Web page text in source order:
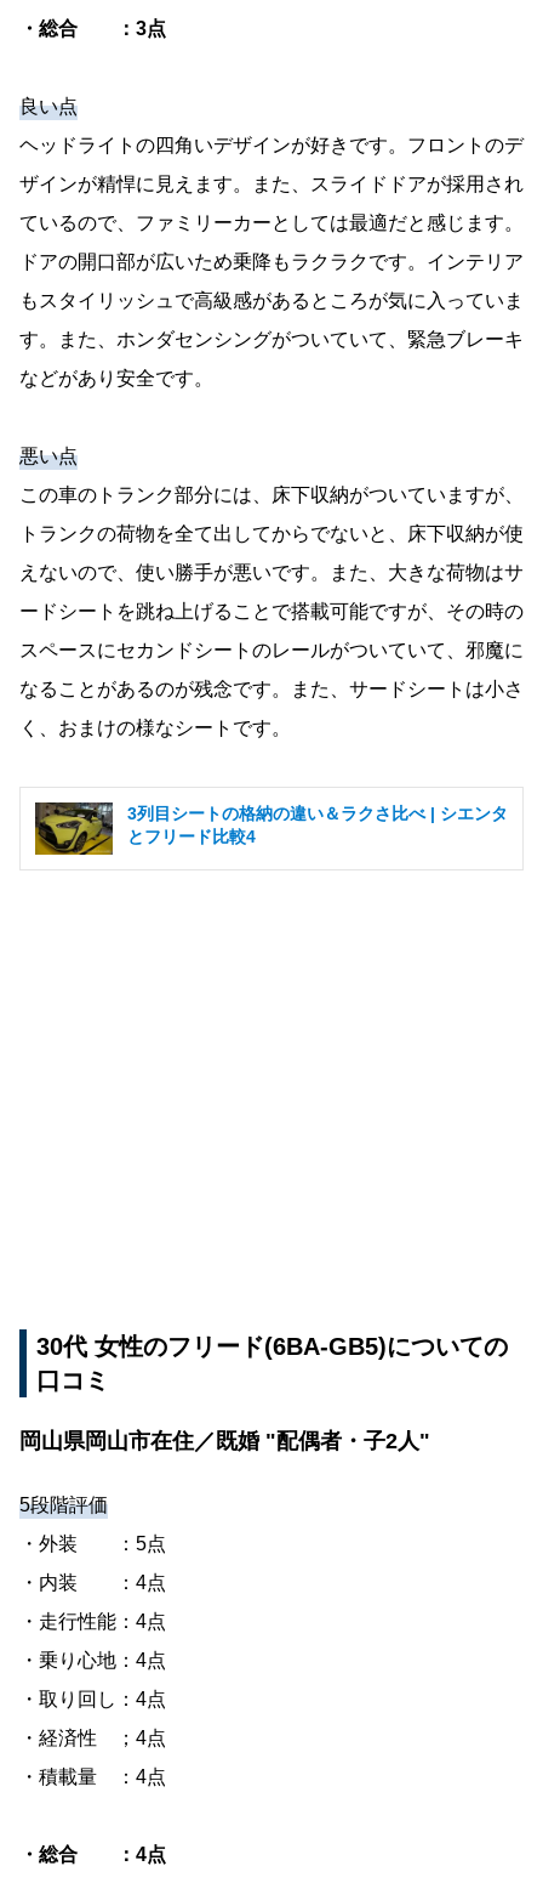
・総合 ：3点
良い点
ヘッドライトの四角いデザインが好きです。フロントのデ
ザインが精悍に見えます。また、スライドドアが採用され
ているので、ファミリーカーとしては最適だと感じます。
ドアの開口部が広いため乗降もラクラクです。インテリア
もスタイリッシュで高級感があるところが気に入っていま
す。また、ホンダセンシングがついていて、緊急ブレーキ
などがあり安全です。
悪い点
この車のトランク部分には、床下収納がついていますが、
トランクの荷物を全て出してからでないと、床下収納が使
えないので、使い勝手が悪いです。また、大きな荷物はサ
ードシートを跳ね上げることで搭載可能ですが、その時の
スペースにセカンドシートのレールがついていて、邪魔に
なることがあるのが残念です。また、サードシートは小さ
く、おまけの様なシートです。
3列目シートの格納の違い＆ラクさ比べ | シエンタ
とフリード比較4
30代 女性のフリード(6BA-GB5)についての
口コミ
岡山県岡山市在住／既婚 "配偶者・子2人"
5段階評価
・外装 ：5点
・内装 ：4点
・走行性能：4点
・乗り心地：4点
・取り回し：4点
・経済性 ；4点
・積載量 ：4点
・総合 ：4点